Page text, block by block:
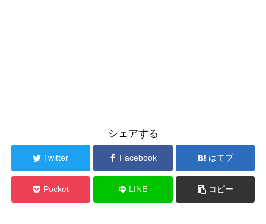
シェアする
Twitter Facebook はてブ
Pocket LINE コピー